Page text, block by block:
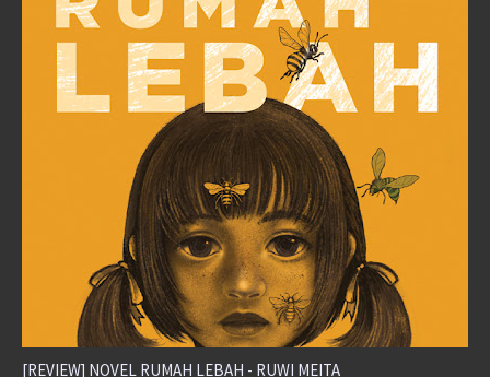
[REVIEW] NOVEL RUMAH LEBAH - RUWI MEITA